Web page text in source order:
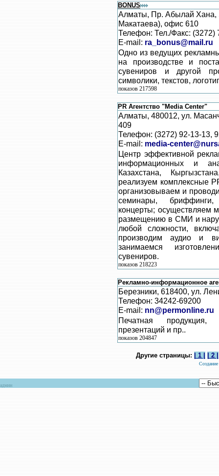
BONUS
Алматы, Пр. Абылай Хана,
Макатаева), офис 610
Телефон: Тел./Факс: (3272)
E-mail: ra_bonus@mail.ru
Одно из ведущих
на производстве и
сувениров и другой
символики, текстов,
показов 217598
PR Агентство "Media Center"
Алматы, 480012, ул.
409
Телефон: (3272) 92-13-13,
E-mail: media-
Центр эффективной
информационных и
Казахстана,
реализуем комплексные
организовываем и
семинары, бриффинги,
концерты; осуществляем
размещению в СМИ и
любой сложности,
производим аудио и
занимаемся
сувениров.
показов 218223
Рекламно-информационное
Березники, 618400, ул.
Телефон: 34242-69200
E-mail: nn@permonline.ru
Печатная
презентаций и пр..
показов 204847
Другие страницы: | 1 | | 2 |
Создание
админ